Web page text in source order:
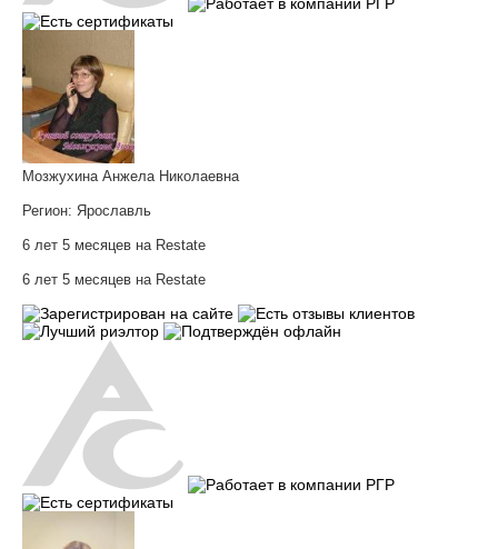
Мозжухина Анжела Николаевна
Регион: Ярославль
6 лет 5 месяцев на Restate
6 лет 5 месяцев на Restate